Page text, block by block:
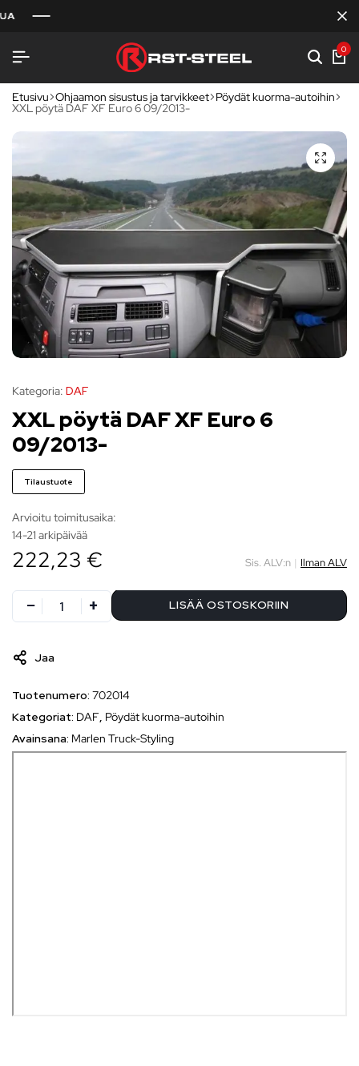
0
Etusivu Ohjaamon sisustus ja tarvikkeet Pöydät kuorma-autoihin
XXL pöytä DAF XF Euro 6 09/2013-
Kategoria: DAF
XXL pöytä DAF XF Euro 6
09/2013-
Tilaustuote
Arvioitu toimitusaika:
14-21 arkipäivää
222,23 € Sis. ALV:n | Ilman ALV
LISÄÄ OSTOSKORIIN
Jaa
Tuotenumero: 702014
Kategoriat: DAF, Pöydät kuorma-autoihin
Avainsana: Marlen Truck-Styling